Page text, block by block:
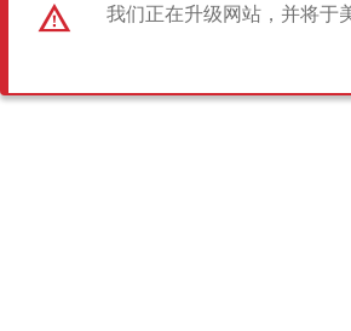
我们正在升级网站，并将于